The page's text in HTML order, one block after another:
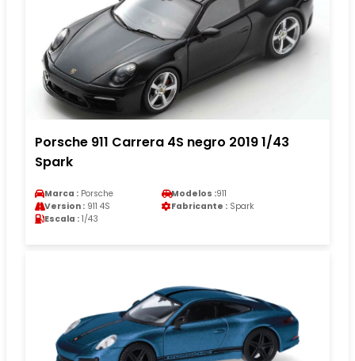
Porsche 911 Carrera 4S negro 2019 1/43
Spark
Marca : Porsche Modelos :911
Version : 911 4S Fabricante : Spark
Escala : 1/43